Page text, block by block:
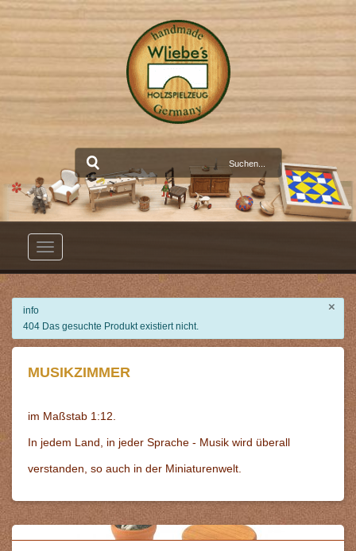
Toggle
×
info
404 Das gesuchte Produkt existiert nicht.
MUSIKZIMMER
im Maßstab 1:12.
In jedem Land, in jeder Sprache - Musik wird überall
verstanden, so auch in der Miniaturenwelt.